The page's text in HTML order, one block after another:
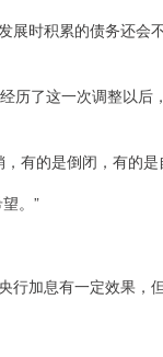
时积累的债务还会
了这一次调整以后
有的是倒闭，有的
。”
加息有一定效果，